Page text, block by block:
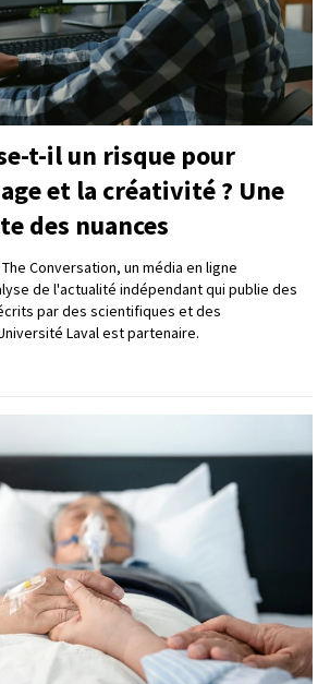
t-il un risque pour
et la créativité ? Une
des nuances
Conversation, un média en ligne
de l'actualité indépendant qui publie des
par des scientifiques et des
Laval est partenaire.